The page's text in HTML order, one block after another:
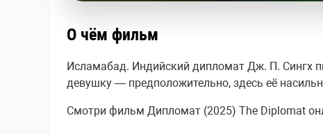
О чём фильм
Исламабад. Индийский дипломат Дж. П. Сингх
девушку — предположительно, здесь её
Смотри фильм Дипломат (2025) The Diplomat